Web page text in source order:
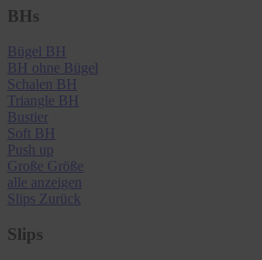
BHs
Bügel BH
BH ohne Bügel
Schalen BH
Triangle BH
Bustier
Soft BH
Push up
Große Größe
alle anzeigen
Slips Zurück
Slips